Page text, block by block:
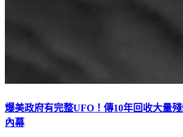
爆美政府有完整UFO！傳10年回收大量
內幕